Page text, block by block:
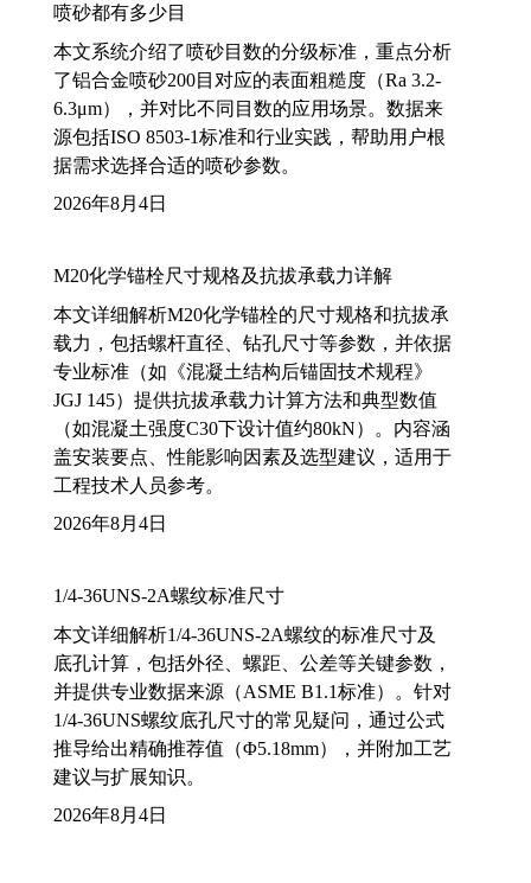
喷砂都有多少目
本文系统介绍了喷砂目数的分级标准，重点分析
了铝合金喷砂200目对应的表面粗糙度（Ra 3.2-
6.3μm），并对比不同目数的应用场景。数据来
源包括ISO 8503-1标准和行业实践，帮助用户根
据需求选择合适的喷砂参数。
2026年8月4日
M20化学锚栓尺寸规格及抗拔承载力详解
本文详细解析M20化学锚栓的尺寸规格和抗拔承
载力，包括螺杆直径、钻孔尺寸等参数，并依据
专业标准（如《混凝土结构后锚固技术规程》
JGJ 145）提供抗拔承载力计算方法和典型数值
（如混凝土强度C30下设计值约80kN）。内容涵
盖安装要点、性能影响因素及选型建议，适用于
工程技术人员参考。
2026年8月4日
1/4-36UNS-2A螺纹标准尺寸
本文详细解析1/4-36UNS-2A螺纹的标准尺寸及
底孔计算，包括外径、螺距、公差等关键参数，
并提供专业数据来源（ASME B1.1标准）。针对
1/4-36UNS螺纹底孔尺寸的常见疑问，通过公式
推导给出精确推荐值（Φ5.18mm），并附加工艺
建议与扩展知识。
2026年8月4日